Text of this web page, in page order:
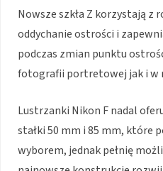
Nowsze szkła Z korzystają z
oddychanie ostrości i
podczas zmian punktu
fotografii portretowej jak i w
Lustrzanki Nikon F nadal
stałki 50 mm i 85 mm, które
wyborem, jednak pełnię